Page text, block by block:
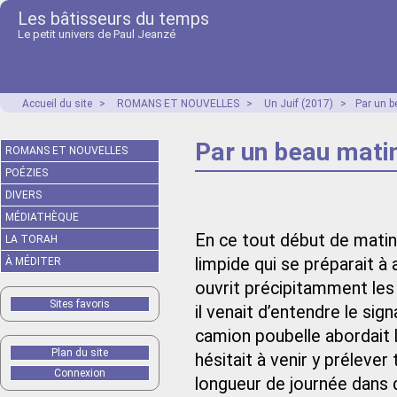
Les bâtisseurs du temps
Le petit univers de Paul Jeanzé
Accueil du site > ROMANS ET NOUVELLES > Un Juif (2017) > Par un
Par un beau
En ce tout début de
limpide qui se préparait à
ouvrit précipitamment
il venait d’entendre le
camion poubelle abordait
hésitait à venir y
longueur de journée
ROMANS ET NOUVELLES
POÉZIES
DIVERS
MÉDIATHÈQUE
LA TORAH
À MÉDITER
Sites favoris
Plan du site
Connexion